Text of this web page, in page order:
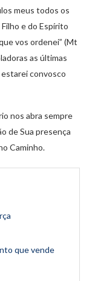
meus todos os
e do Espírito
vos ordenei” (Mt
as últimas
convosco
nos abra sempre
de Sua presença
Caminho.
que vende